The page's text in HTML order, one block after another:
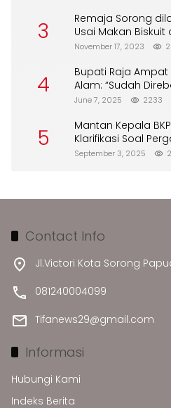
3
Remaja Sorong
November 17, 2023
4
Bupati Raja
Alam: “Sudah
Merusak
June 7, 2025 2233
5
Mantan Kepala
Klarifikasi Soal
September 3, 2025
Contact Info
Jl.Victori Kota Sorong
081240004099
Tifanews29@gmail.com
Informasi
Hubungi Kami
Indeks Berita